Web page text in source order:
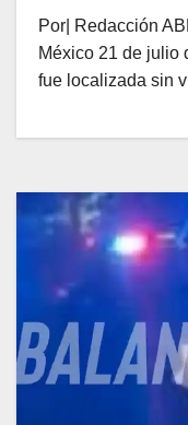
Por| Redacción
México 21 de julio
fue localizada sin